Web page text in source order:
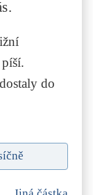
do